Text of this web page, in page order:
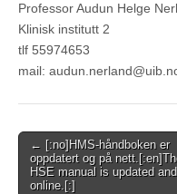
Professor Audun Helge
Klinisk institutt 2
tlf 55974653
mail:
Post
navigation
← [:no]HMS-håndboken er
oppdatert og på
HSE manual is updated and
online.[:]